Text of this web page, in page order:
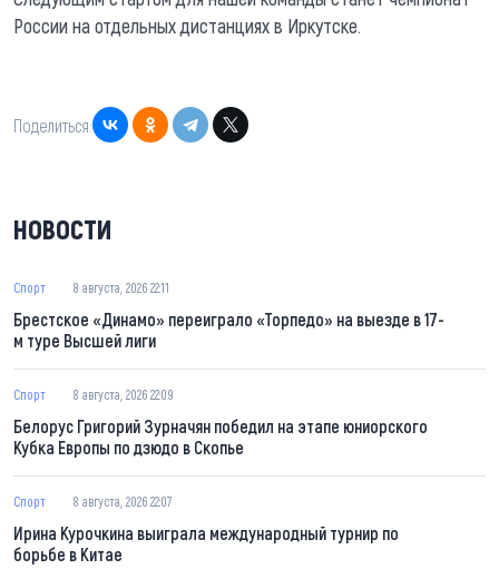
России на отдельных дистанциях в Иркутске.
Поделиться:
НОВОСТИ
Спорт 8 августа, 2026 22:11
Брестское «Динамо» переиграло «Торпедо» на выезде в 17-
м туре Высшей лиги
Спорт 8 августа, 2026 22:09
Белорус Григорий Зурначян победил на этапе юниорского
Кубка Европы по дзюдо в Скопье
Спорт 8 августа, 2026 22:07
Ирина Курочкина выиграла международный турнир по
борьбе в Китае